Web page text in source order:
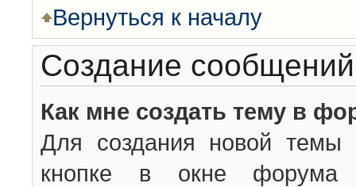
Вернуться к началу
Создание сообщений
Как мне создать тему в
Для создания новой темы
кнопке в окне